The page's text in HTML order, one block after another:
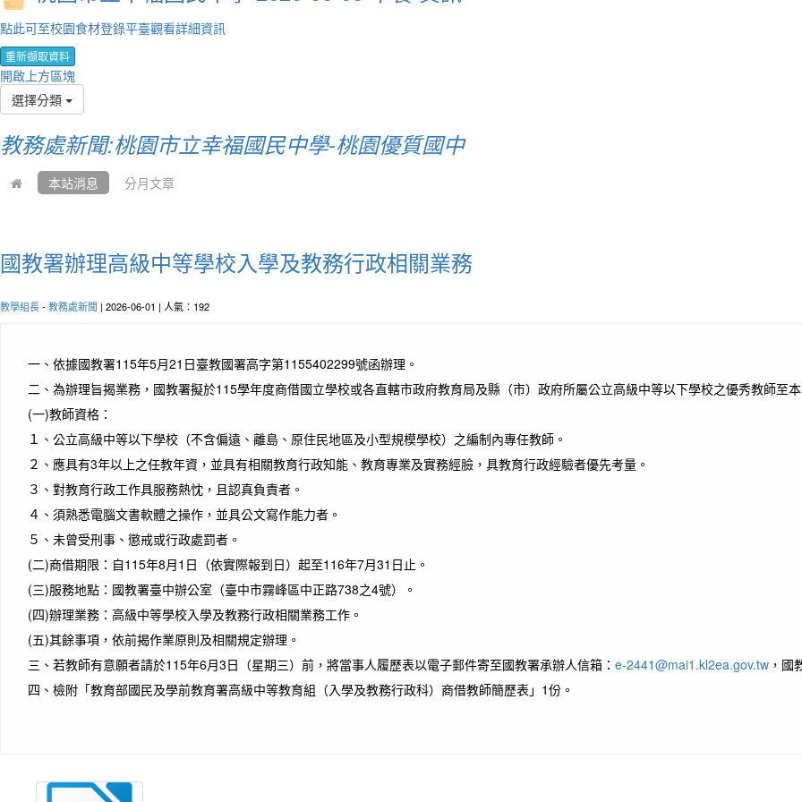
點此可至校園食材登錄平臺觀看詳細資訊
重新擷取資料
開啟上方區塊
選擇分類
教務處新聞:桃園市立幸福國民中學-桃園優質國中
本站消息 分月文章
國教署辦理高級中等學校入學及教務行政相關業務
教學組長- 教務處新聞 | 2026-06-01 | 人氣：192
一、 依據國教署115年5月21日臺教國署高字第1155402299號函辦理。
二、 為辦理旨揭業務，國教署擬於115學年度商借國立學校或各直轄市政府教育局及縣（市）政府所屬公立高級中等以下學校之優秀教師至
(一)教師資格：
１、 公立高級中等以下學校（不含偏遠、離島、原住民地區及小型規模學校）之編制內專任教師。
２、 應具有3年以上之任教年資，並具有相關教育行政知能、教育專業及實務經臉，具教育行政經驗者優先考量。
３、 對教育行政工作具服務熱忱，且認真負責者。
４、 須熟悉電腦文書軟體之操作，並具公文寫作能力者。
５、 未曾受刑事、懲戒或行政處罰者。
(二)商借期限：自115年8月1日（依實際報到日）起至116年7月31日止。
(三)服務地點：國教署臺中辦公室（臺中市霧峰區中正路738之4號）。
(四)辦理業務：高級中等學校入學及教務行政相關業務工作。
(五)其餘事項，依前揭作業原則及相關規定辦理。
三、 若教師有意願者請於115年6月3日（星期三）前，將當事人履歷表以電子郵件寄至國教署承辦人信箱： e-2441@mai1.kl2ea.gov.tw ，國
四、 檢附「教育部國民及學前教育署高級中等教育組（入學及教務行政科）商借教師簡歷表」1份。